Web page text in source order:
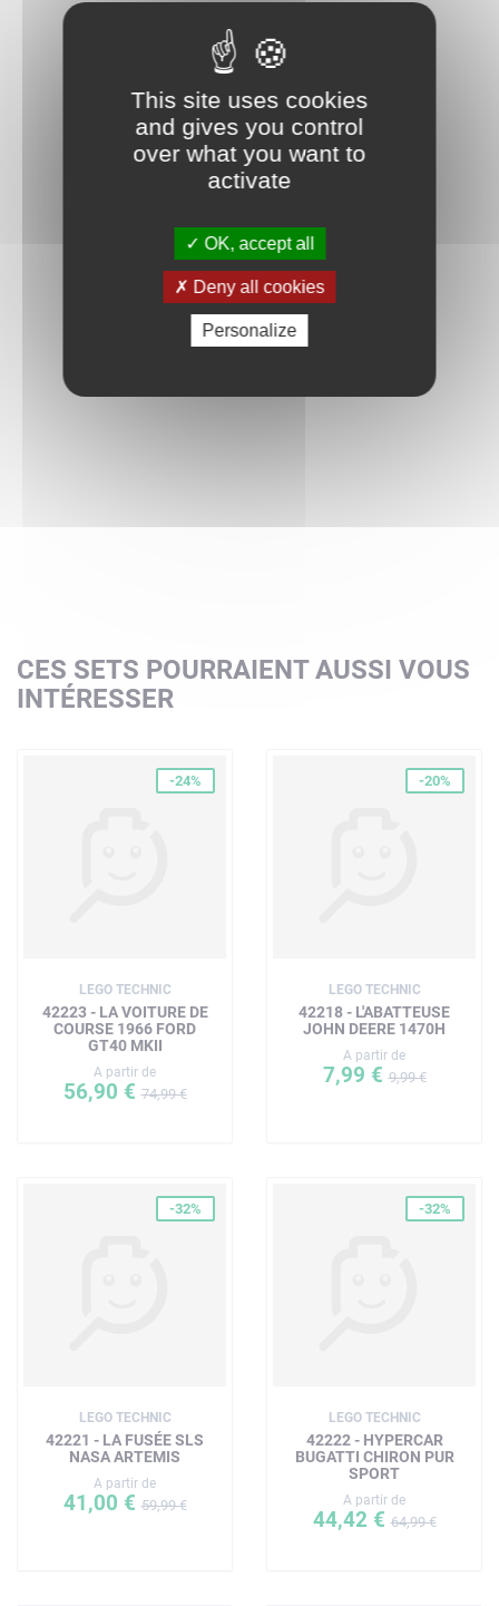
CES SETS POURRAIENT AUSSI VOUS
INTÉRESSER
-24%
LEGO TECHNIC
42223 - LA VOITURE DE
COURSE 1966 FORD
GT40 MKII
A partir de
56,90 €74,99 €
-20%
LEGO TECHNIC
42218 - L'ABATTEUSE
JOHN DEERE 1470H
A partir de
7,99 €9,99 €
-32%
LEGO TECHNIC
42221 - LA FUSÉE SLS
NASA ARTEMIS
A partir de
41,00 €59,99 €
-32%
LEGO TECHNIC
42222 - HYPERCAR
BUGATTI CHIRON PUR
SPORT
A partir de
44,42 €64,99 €
This site uses cookies
and gives you control
over what you want to
activate
OK, accept all
Deny all cookies
Personalize